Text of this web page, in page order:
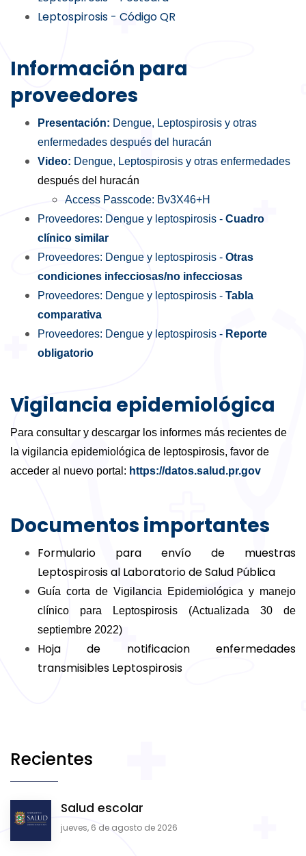
Leptospirosis - Código QR
Información para
proveedores
Presentación: Dengue, Leptospirosis y otras
enfermedades después del huracán
Video: Dengue, Leptospirosis y otras enfermedades
después del huracán
Access Passcode: Bv3X46+H
Proveedores: Dengue y leptospirosis - Cuadro
clínico similar
Proveedores: Dengue y leptospirosis - Otras
condiciones infecciosas/no infecciosas
Proveedores: Dengue y leptospirosis - Tabla
comparativa
Proveedores: Dengue y leptospirosis - Reporte
obligatorio
Vigilancia epidemiológica
Para consultar y descargar los informes más recientes de
la vigilancia epidemiológica de leptospirosis, favor de
acceder al nuevo portal: https://datos.salud.pr.gov
Documentos importantes
Formulario para envío de muestras
Leptospirosis al Laboratorio de Salud Pública
Guía corta de Vigilancia Epidemiológica y manejo
clínico para Leptospirosis (Actualizada 30 de
septiembre 2022)
Hoja de notificacion enfermedades
transmisibles Leptospirosis
Recientes
Salud escolar
jueves, 6 de agosto de 2026